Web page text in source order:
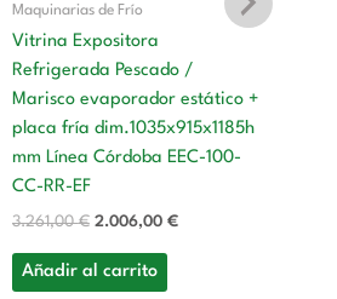
Maquinarias de Frío
Vitrina Expositora
Refrigerada Pescado /
Marisco evaporador estático +
placa fría dim.1035x915x1185h
mm Línea Córdoba EEC-100-
CC-RR-EF
3.261,00€ 2.006,00 €
Añadir al carrito